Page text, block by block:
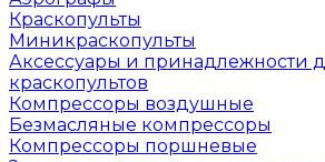
Краскопульты
Миникраскопульты
Аксессуары и принадлежности
краскопультов
Компрессоры воздушные
Безмасляные компрессоры
Компрессоры поршневые